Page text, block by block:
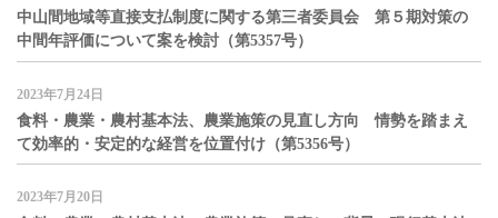
中山間地域等直接支払制度に関する第三者委員会 第５期対策の
中間年評価について案を検討（第5357号）
2023年7月24日
食料・農業・農村基本法、農業施策の見直し方向 情勢を踏まえ
て効率的・安定的な経営を位置付け（第5356号）
2023年7月20日